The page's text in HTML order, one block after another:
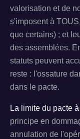
valorisation et de
s'imposent à
que certains) ; et
des assemblées.
statuts peuvent
reste : l'ossature
dans le pacte.
La limite du pacte
principe en
annulation de